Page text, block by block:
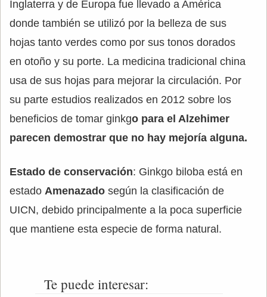
Inglaterra y de Europa fue llevado a América
donde también se utilizó por la belleza de sus
hojas tanto verdes como por sus tonos dorados
en otoño y su porte. La medicina tradicional china
usa de sus hojas para mejorar la circulación. Por
su parte estudios realizados en 2012 sobre los
beneficios de tomar ginkgo para el Alzehimer
parecen demostrar que no hay mejoría alguna.
Estado de conservación: Ginkgo biloba está en
estado Amenazado según la clasificación de
UICN, debido principalmente a la poca superficie
que mantiene esta especie de forma natural.
Te puede interesar: